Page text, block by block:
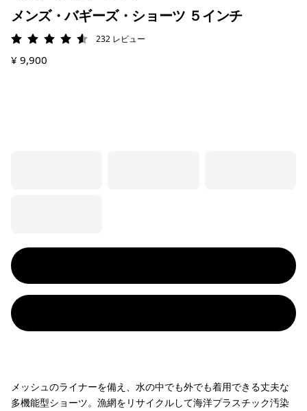
メンズ・バギーズ・ショーツ ５インチ
評価: 4.5 / 5232 レビュー
¥ 9,900
メッシュのライナーを備え、水の中でも外でも着用できる丈夫な
多機能型ショーツ。漁網をリサイクルして海洋プラスチック汚染